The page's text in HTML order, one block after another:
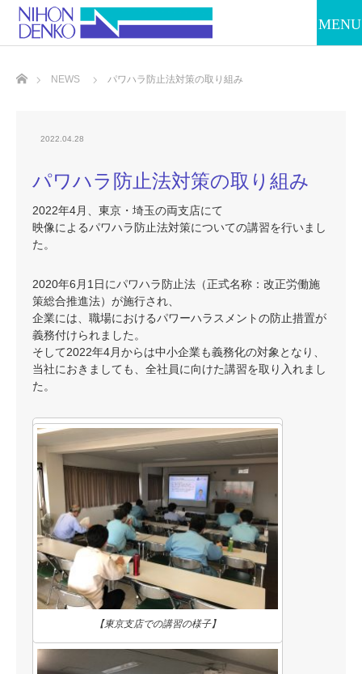
NEWS
パワハラ防止法対策の取り組み
2022.04.28
パワハラ防止法対策の取り組み
2022年4月、東京・埼玉の両支店にて
映像によるパワハラ防止法対策についての講習を行いまし
た。
2020年6月1日にパワハラ防止法（正式名称：改正労働施
策総合推進法）が施行され、
企業には、職場におけるパワーハラスメントの防止措置が
義務付けられました。
そして2022年4月からは中小企業も義務化の対象となり、
当社におきましても、全社員に向けた講習を取り入れまし
た。
【東京支店での講習の様子】